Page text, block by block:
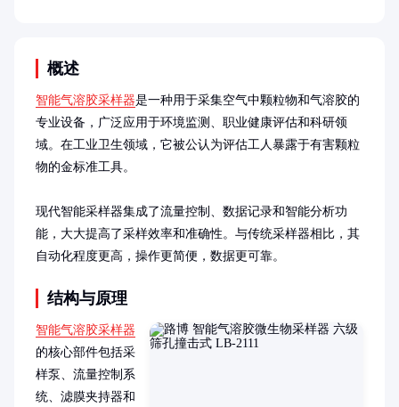
概述
智能气溶胶采样器是一种用于采集空气中颗粒物和气溶胶的
专业设备，广泛应用于环境监测、职业健康评估和科研领
域。在工业卫生领域，它被公认为评估工人暴露于有害颗粒
物的金标准工具。
现代智能采样器集成了流量控制、数据记录和智能分析功
能，大大提高了采样效率和准确性。与传统采样器相比，其
自动化程度更高，操作更简便，数据更可靠。
结构与原理
智能气溶胶采样器
的核心部件包括采
样泵、流量控制系
统、滤膜夹持器和